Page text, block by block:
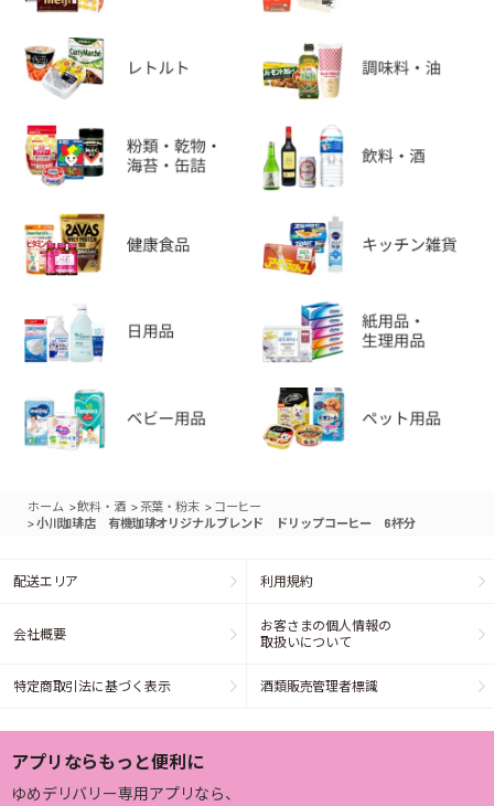
ホーム >飲料・酒 >茶葉・粉末 > コーヒー
>小川珈琲店 有機珈琲オリジナルブレンド ドリップコーヒー 6杯分
配送エリア 利用規約
会社概要
お客さまの個人情報の
取扱いについて
特定商取引法に基づく表示 酒類販売管理者標識
アプリならもっと便利に
ゆめデリバリー専用アプリなら、